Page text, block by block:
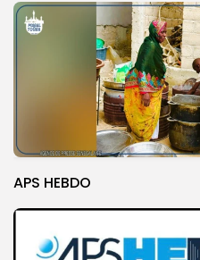
APS HEBDO